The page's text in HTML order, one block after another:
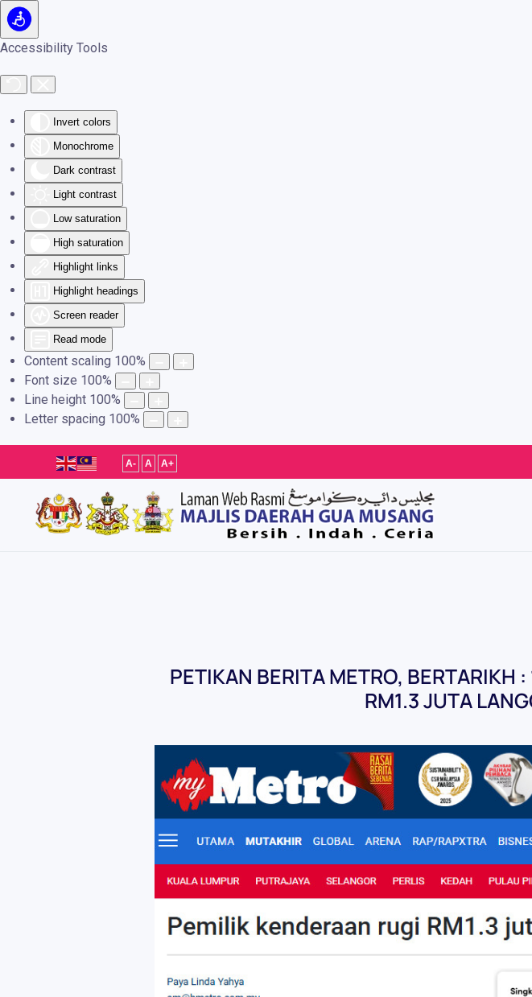
Accessibility Tools
Invert colors
Monochrome
Dark contrast
Light contrast
Low saturation
High saturation
Highlight links
Highlight headings
Screen reader
Read mode
Content scaling 100%
Font size 100%
Line height 100%
Letter spacing 100%
Skip to main content
A- A A+
PETIKAN BERITA METRO,
RM1.3 JUTA